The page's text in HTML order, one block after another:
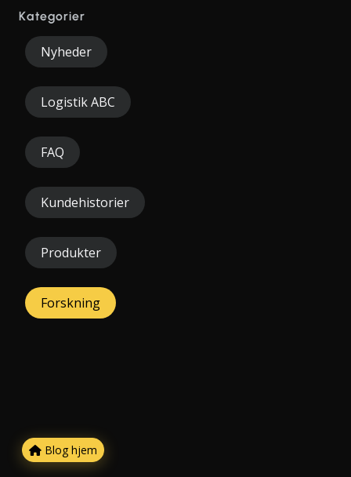
Kategorier
Nyheder
Logistik ABC
FAQ
Kundehistorier
Produkter
Forskning
Blog hjem